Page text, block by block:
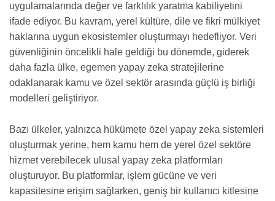
uygulamalarında değer ve farklılık yaratma kabiliyetini
ifade ediyor. Bu kavram, yerel kültüre, dile ve fikri mülkiyet
haklarına uygun ekosistemler oluşturmayı hedefliyor. Veri
güvenliğinin öncelikli hale geldiği bu dönemde, giderek
daha fazla ülke, egemen yapay zeka stratejilerine
odaklanarak kamu ve özel sektör arasında güçlü iş birliği
modelleri geliştiriyor.
Bazı ülkeler, yalnızca hükümete özel yapay zeka sistemleri
oluşturmak yerine, hem kamu hem de yerel özel sektöre
hizmet verebilecek ulusal yapay zeka platformları
oluşturuyor. Bu platformlar, işlem gücüne ve veri
kapasitesine erişim sağlarken, geniş bir kullanıcı kitlesine